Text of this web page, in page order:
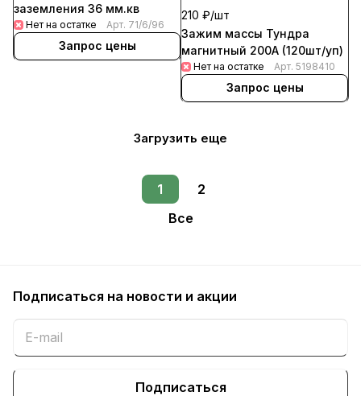
заземления 36 мм.кв
Нет на остатке Арт. 71/6/96
Запрос цены
210 ₽/шт
Зажим массы Тундра
магнитный 200А (120шт/уп)
Нет на остатке Арт. 5198410
Запрос цены
Загрузить еще
1
2
Все
Подписаться на новости и акции
Подписаться